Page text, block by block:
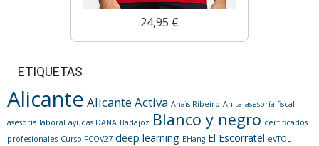
24,95 €
ETIQUETAS
Alicante Alicante Activa Anaïs Ribeiro Anita asesoría fiscal
asesoría laboral ayudas DANA Badajoz Blanco y negro certificados
profesionales Curso FCOV27 deep learning EHang El Escorratel eVTOL